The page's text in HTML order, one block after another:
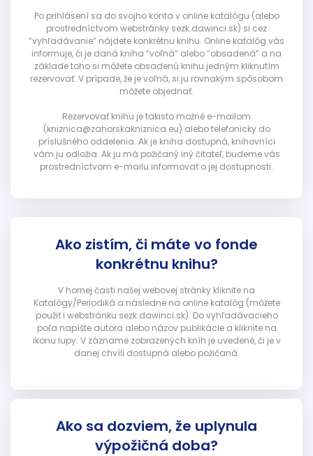
Po prihlásení sa do svojho konta v online katalógu (alebo
prostredníctvom webstránky sezk.dawinci.sk) si cez
“vyhľadávanie” nájdete konkrétnu knihu. Online katalóg vás
informuje, či je daná kniha “voľná” alebo “obsadená” a na
základe toho si môžete obsadenú knihu jedným kliknutím
rezervovať. V prípade, že je voľná, si ju rovnakým spôsobom
môžete objednať.
Rezervovať knihu je takisto možné e-mailom
(kniznica@zahorskakniznica.eu) alebo telefonicky do
príslušného oddelenia. Ak je kniha dostupná, knihovníci
vám ju odložia. Ak ju má požičaný iný čitateľ, budeme vás
prostredníctvom e-mailu informovať o jej dostupnosti.
Ako zistím, či máte vo fonde
konkrétnu knihu?
V hornej časti našej webovej stránky kliknite na
Katalógy/Periodiká a následne na online katalóg (môžete
použiť i webstránku sezk.dawinci.sk). Do vyhľadávacieho
poľa napíšte autora alebo názov publikácie a kliknite na
ikonu lupy. V zázname zobrazených kníh je uvedené, či je v
danej chvíli dostupná alebo požičaná.
Ako sa dozviem, že uplynula
výpožičná doba?